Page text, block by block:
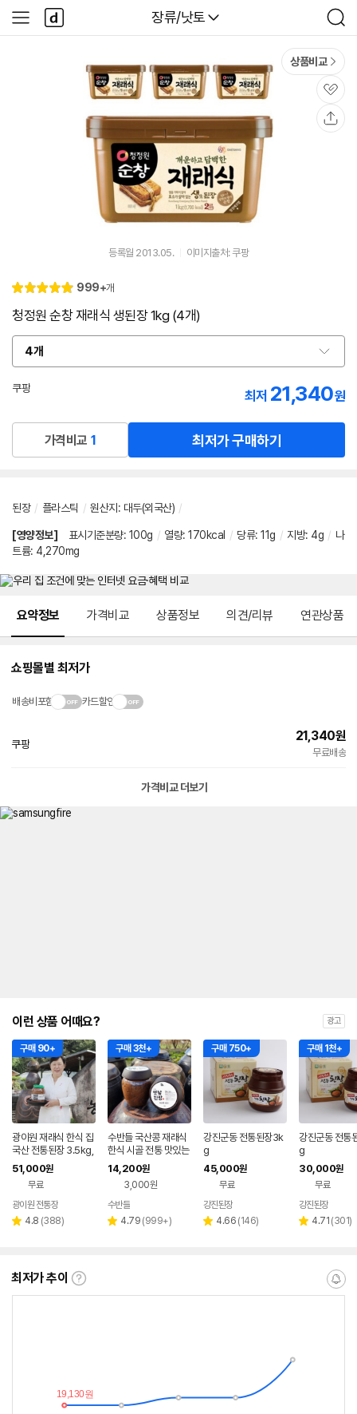
다나와
장류/낫토
검
색
사
이
다
나
와
상품비교
관
심
등록월 2013.05. 이미지출처: 쿠팡
별
점
5.
0
리
999+개
청정원 순창 재래식 생된장 1kg (4개)
4개
옵
션
선
쿠팡
최저 21,340원
가격비교 1 최저가 구매하기
된장 / 플라스틱 / 원산지 : 대두(외국산) /
[영양정보] 표시기준분량: 100g / 열량: 170kcal / 당류: 11g / 지방: 4g / 나
트륨: 4,270mg
요약정보 가격비교 상품정보 의견/리뷰 연관상품
쇼핑몰별 최저가
배송비포함 카드할인
쿠팡
21,340원
무료배송
가격비교 더보기
이런 상품 어때요? 광고
구매 90+
광이원 재래식 한식 집
국산 전통된장 3.5kg,
5kg
51,000원
무료
광이원 전통장
별 4.8 리
(388)
구매 3천+
수반들 국산콩 재래식
한식 시골 전통 맛있는
옛날 집된장 1kg
14,200원
3,000원
수반들
별 4.79 리
(999+)
구매 750+
강진군동 전통된장3k
g
45,000원
무료
강진된장
별 4.66 리
(146)
구매 1천+
강진군동 전통
g
30,000원
무료
강진된장
별 4.71 리
(301)
최저가 추이
최
알